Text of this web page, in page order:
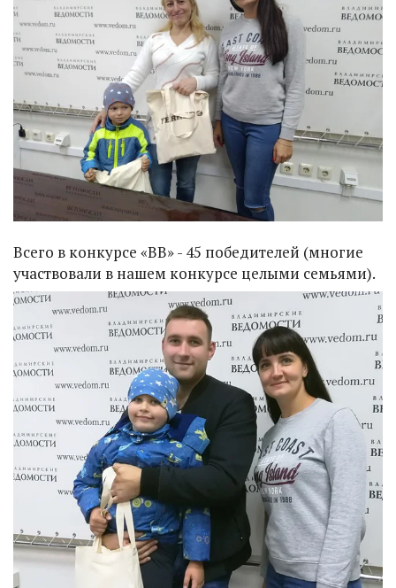
Всего в конкурсе «ВВ» - 45 победителей (многие
участвовали в нашем конкурсе целыми семьями).